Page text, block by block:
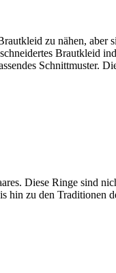
zu nähen,
Brautkleid
Schnittmuster.
Diese Ringe sind
hin zu den Traditionen